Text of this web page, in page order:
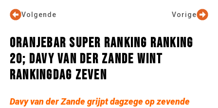
Vorige
Volgende
ORANJEBAR SUPER RANKING RANKING
20; DAVY VAN DER ZANDE WINT
RANKINGDAG ZEVEN
Davy van der Zande grijpt dagzege op zevende